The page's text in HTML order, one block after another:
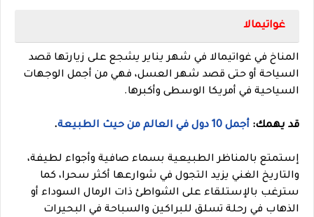
غواتيمالا
المناخ في غواتيمالا في شهر يناير يشجع على زيارتها قصد
السياحة أو حتى قصد شهر العسل، فهي من أجمل الوجهات
السياحية في أمريكا الوسطى وأكبرها.
قد يهمك: أجمل 10 دول في العالم من حيث الطبيعة .
إستمتع بالمناظر الطبيعية بسماء صافية وأجواء لطيفة،
والتاريخ الغني يزيد التجول في شوارعها أكثر سحرا، كما
سترغب بالإستلقاء على الشواطئ ذات الرمال السوداء أو
الذهاب في رحلة تسلق للبراكين والسباحة في البحيرات